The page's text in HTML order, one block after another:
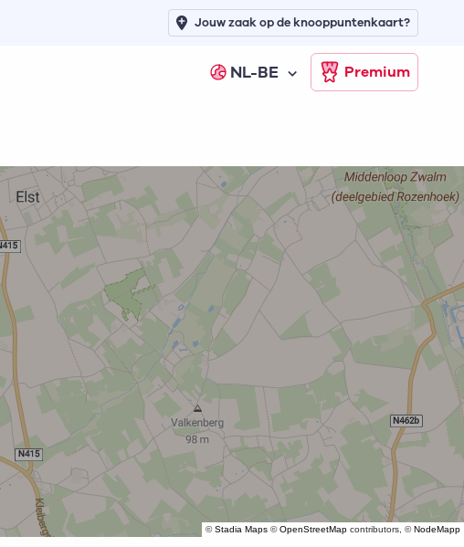
NL-BE Premium
Jouw zaak op de knooppuntenkaart?
©Stadia Maps ©OpenStreetMap contributors, ©NodeMapp